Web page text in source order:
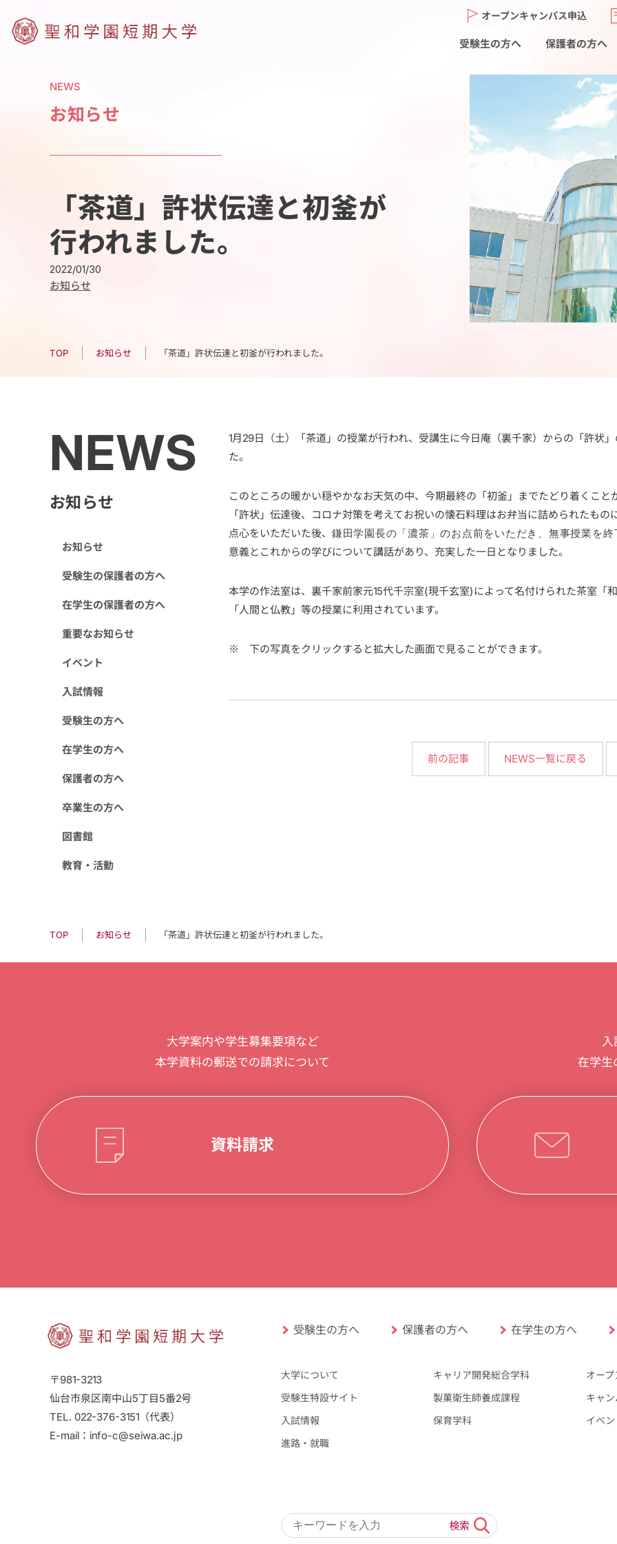
オープンキャンパス申込
受験生の方へ 保護者の方へ
NEWS
お知らせ
「茶道」許状伝達と初釜が
行われました。
2022/01/30
お知らせ
TOP お知らせ 「茶道」許状伝達と初釜が行われました。
NEWS
お知らせ
お知らせ
受験生の保護者の方へ
在学生の保護者の方へ
重要なお知らせ
イベント
入試情報
受験生の方へ
在学生の方へ
保護者の方へ
卒業生の方へ
図書館
教育・活動
1月29日（土）「茶道」の授業が行われ、受講生に今日庵（裏千家）からの「許状
た。
このところの暖かい穏やかなお天気の中、今期最終の「初釜」までたどり着くこと
「許状」伝達後、コロナ対策を考えてお祝いの懐石料理はお弁当に詰められたもの
点心をいただいた後、鎌田学園長の「濃茶」のお点前をいただき、無事授業を
意義とこれからの学びについて講話があり、充実した一日となりました。
本学の作法室は、裏千家前家元15代千宗室(現千玄室)によって名付けられた茶室「
「人間と仏教」等の授業に利用されています。
※ 下の写真をクリックすると拡大した画面で見ることができます。
前の記事 NEWS一覧に戻る
TOP お知らせ 「茶道」許状伝達と初釜が行われました。
大学案内や学生募集要項など
本学資料の郵送での請求について
資料請求
入
在学生
〒981-3213
仙台市泉区南中山5丁目5番2号
TEL. 022-376-3151（代表）
E-mail：info-c@seiwa.ac.jp
受験生の方へ 保護者の方へ 在学生の方へ
大学について
受験生特設サイト
入試情報
進路・就職
キャリア開発総合学科
製菓衛生師養成課程
保育学科
オー
キャ
イベ